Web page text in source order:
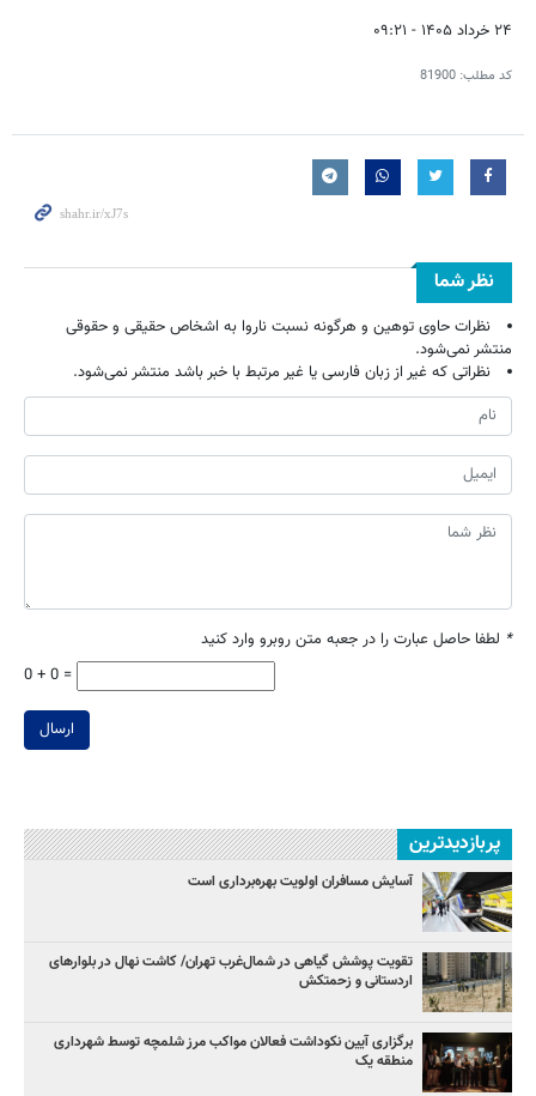
۲۴ خرداد ۱۴۰۵ - ۰۹:۲۱
کد مطلب: 81900
نظر شما
نظرات حاوی توهین و هرگونه نسبت ناروا به اشخاص حقیقی و حقوقی
منتشر نمی‌شود.
نظراتی که غیر از زبان فارسی یا غیر مرتبط با خبر باشد منتشر نمی‌شود.
* لطفا حاصل عبارت را در جعبه متن روبرو وارد کنید
0 + 0 =
ارسال
پربازدیدترین
آسایش مسافران اولویت بهره‌برداری است
تقویت پوشش گیاهی در شمال‌غرب تهران/ کاشت نهال در بلوارهای
اردستانی و زحمتکش
برگزاری آیین نکوداشت فعالان مواکب مرز شلمچه توسط شهرداری
منطقه یک